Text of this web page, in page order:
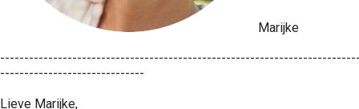
Marijke
------------------------------
Lieve Marijke,